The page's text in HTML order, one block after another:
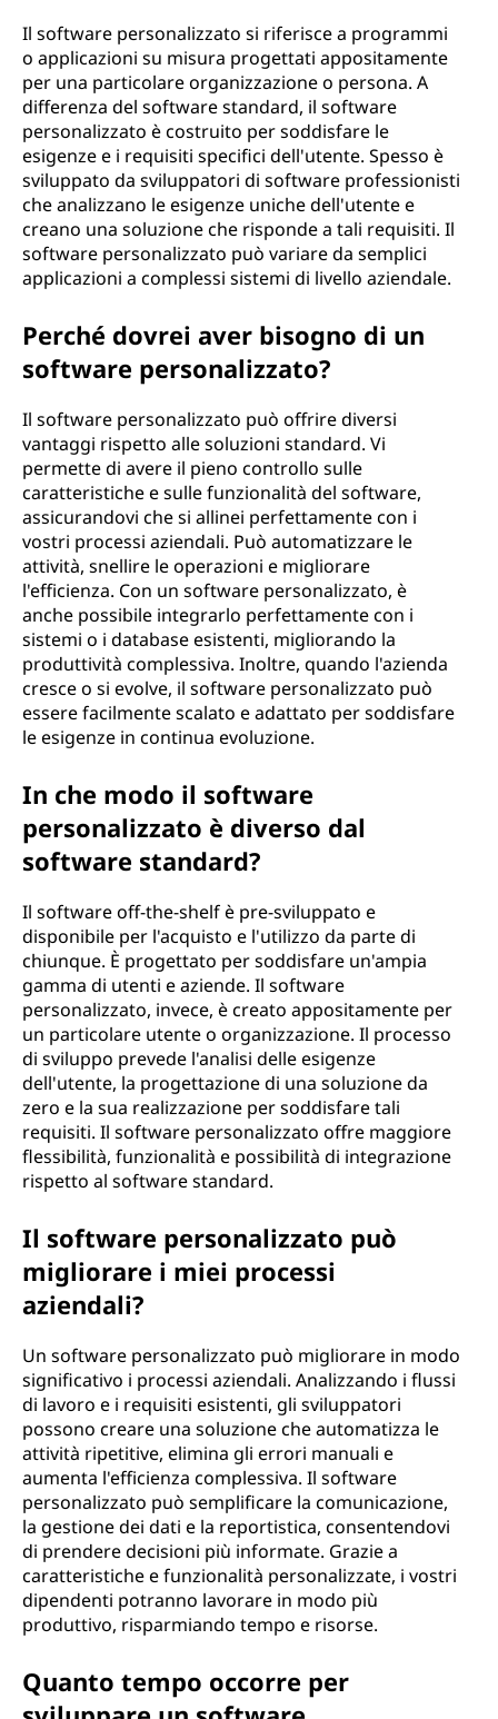
Il software personalizzato si riferisce a programmi
o applicazioni su misura progettati appositamente
per una particolare organizzazione o persona. A
differenza del software standard, il software
personalizzato è costruito per soddisfare le
esigenze e i requisiti specifici dell'utente. Spesso è
sviluppato da sviluppatori di software professionisti
che analizzano le esigenze uniche dell'utente e
creano una soluzione che risponde a tali requisiti. Il
software personalizzato può variare da semplici
applicazioni a complessi sistemi di livello aziendale.
Perché dovrei aver bisogno di un
software personalizzato?
Il software personalizzato può offrire diversi
vantaggi rispetto alle soluzioni standard. Vi
permette di avere il pieno controllo sulle
caratteristiche e sulle funzionalità del software,
assicurandovi che si allinei perfettamente con i
vostri processi aziendali. Può automatizzare le
attività, snellire le operazioni e migliorare
l'efficienza. Con un software personalizzato, è
anche possibile integrarlo perfettamente con i
sistemi o i database esistenti, migliorando la
produttività complessiva. Inoltre, quando l'azienda
cresce o si evolve, il software personalizzato può
essere facilmente scalato e adattato per soddisfare
le esigenze in continua evoluzione.
In che modo il software
personalizzato è diverso dal
software standard?
Il software off-the-shelf è pre-sviluppato e
disponibile per l'acquisto e l'utilizzo da parte di
chiunque. È progettato per soddisfare un'ampia
gamma di utenti e aziende. Il software
personalizzato, invece, è creato appositamente per
un particolare utente o organizzazione. Il processo
di sviluppo prevede l'analisi delle esigenze
dell'utente, la progettazione di una soluzione da
zero e la sua realizzazione per soddisfare tali
requisiti. Il software personalizzato offre maggiore
flessibilità, funzionalità e possibilità di integrazione
rispetto al software standard.
Il software personalizzato può
migliorare i miei processi
aziendali?
Un software personalizzato può migliorare in modo
significativo i processi aziendali. Analizzando i flussi
di lavoro e i requisiti esistenti, gli sviluppatori
possono creare una soluzione che automatizza le
attività ripetitive, elimina gli errori manuali e
aumenta l'efficienza complessiva. Il software
personalizzato può semplificare la comunicazione,
la gestione dei dati e la reportistica, consentendovi
di prendere decisioni più informate. Grazie a
caratteristiche e funzionalità personalizzate, i vostri
dipendenti potranno lavorare in modo più
produttivo, risparmiando tempo e risorse.
Quanto tempo occorre per